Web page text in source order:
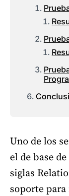
Uno de los
el de base
siglas
soporte